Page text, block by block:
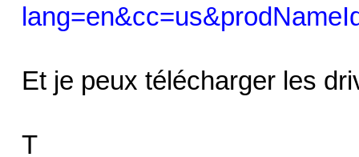
Et je peux télécharger les
T